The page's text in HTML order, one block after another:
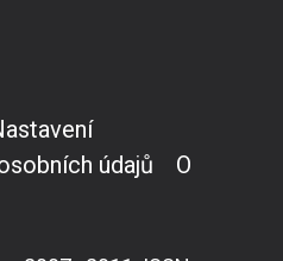
údajů
O